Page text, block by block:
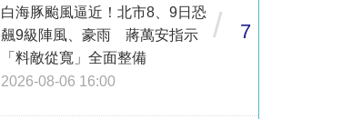
白海豚颱風逼近！北市8、9日恐
飆9級陣風、豪雨 蔣萬安指示
「料敵從寬」全面整備
2026-08-06 16:00
/ 7